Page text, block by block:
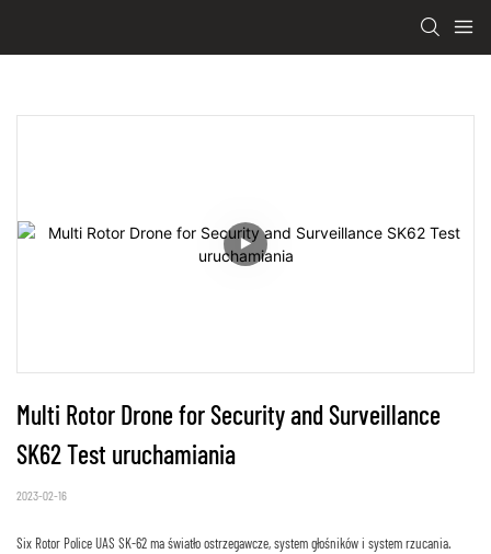
Multi Rotor Drone for Security and Surveillance
SK62 Test uruchamiania
2023-02-16
Six Rotor Police UAS SK-62 ma światło ostrzegawcze, system głośników i system rzucania.